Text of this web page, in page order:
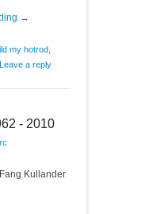
→
my hotrod
Leave a reply
- 2010
Kullander